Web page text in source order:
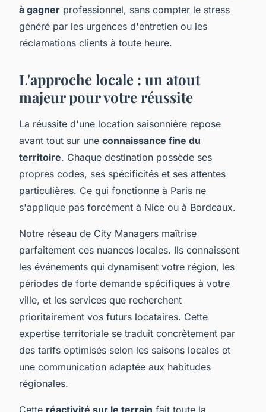
à gagner professionnel, sans compter le stress
généré par les urgences d'entretien ou les
réclamations clients à toute heure.
L'approche locale : un atout
majeur pour votre réussite
La réussite d'une location saisonnière repose
avant tout sur une connaissance fine du
territoire. Chaque destination possède ses
propres codes, ses spécificités et ses attentes
particulières. Ce qui fonctionne à Paris ne
s'applique pas forcément à Nice ou à Bordeaux.
Notre réseau de City Managers maîtrise
parfaitement ces nuances locales. Ils connaissent
les événements qui dynamisent votre région, les
périodes de forte demande spécifiques à votre
ville, et les services que recherchent
prioritairement vos futurs locataires. Cette
expertise territoriale se traduit concrètement par
des tarifs optimisés selon les saisons locales et
une communication adaptée aux habitudes
régionales.